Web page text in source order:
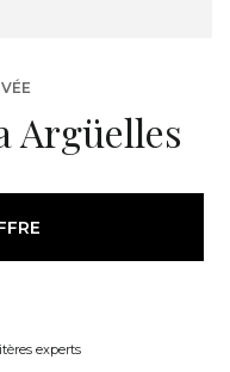
Argüelles
experts